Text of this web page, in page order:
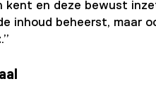
en deze bewust
inhoud beheerst, maar